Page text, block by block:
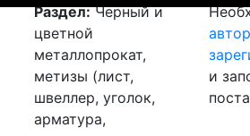
Раздел:Черный и
цветной
металлопрокат,
метизы (лист,
швеллер, уголок,
арматура,
и